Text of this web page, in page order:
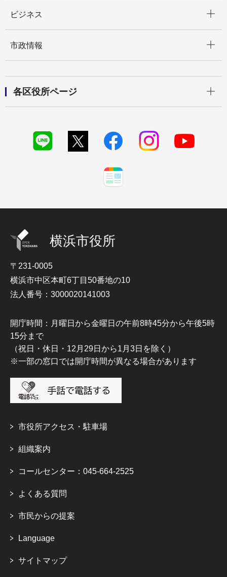
ビジネス
市政情報
各区役所ページ
横浜市役所
〒231-0005
横浜市中区本町6丁目50番地の10
法人番号：3000020141003
開庁時間：月曜日から金曜日の午前8時45分から午後5時
15分まで
（祝日・休日・12月29日から1月3日を除く）
※一部の窓口では開庁時間が異なる場合があります
市役所アクセス・駐車場
組織案内
コールセンター：045-664-2525
よくある質問
市民からの提案
Language
サイトマップ